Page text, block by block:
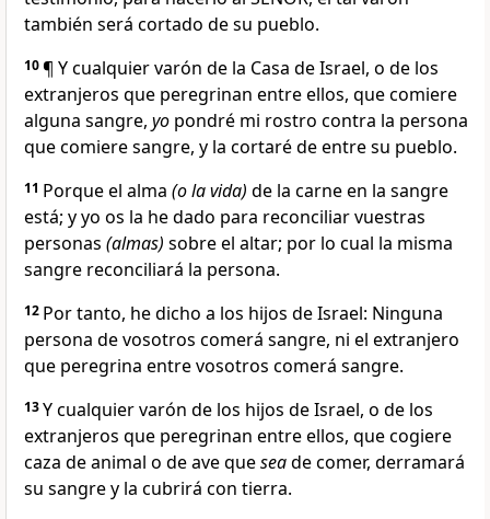
también será cortado de su pueblo.
10¶ Y cualquier varón de la Casa de Israel, o de los
extranjeros que peregrinan entre ellos, que comiere
alguna sangre, yo pondré mi rostro contra la persona
que comiere sangre, y la cortaré de entre su pueblo.
11 Porque el alma (o la vida) de la carne en la sangre
está; y yo os la he dado para reconciliar vuestras
personas (almas) sobre el altar; por lo cual la misma
sangre reconciliará la persona.
12 Por tanto, he dicho a los hijos de Israel: Ninguna
persona de vosotros comerá sangre, ni el extranjero
que peregrina entre vosotros comerá sangre.
13Y cualquier varón de los hijos de Israel, o de los
extranjeros que peregrinan entre ellos, que cogiere
caza de animal o de ave queseade comer, derramará
su sangre y la cubrirá con tierra.